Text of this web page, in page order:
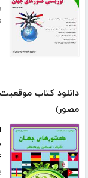
دانلود کتاب
مصور)